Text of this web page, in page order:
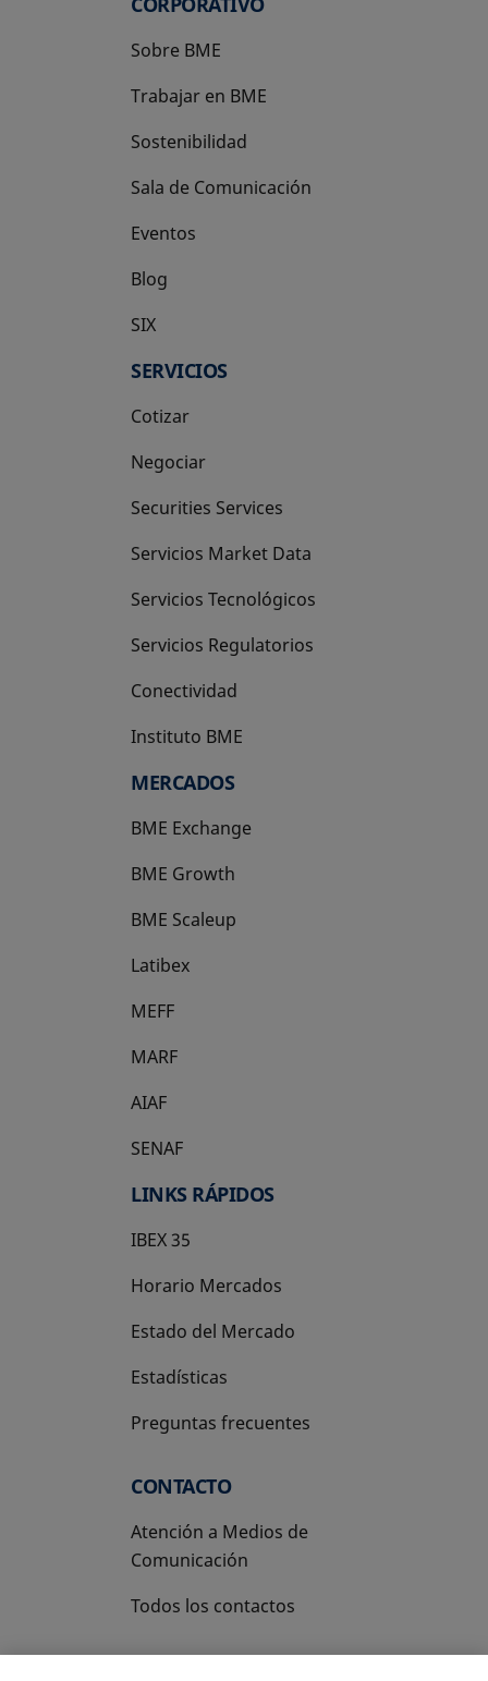
Sobre BME
Trabajar en BME
Sostenibilidad
Sala de Comunicación
Eventos
Blog
SIX
se abre en una pestaña nueva
SERVICIOS
Cotizar
Negociar
Securities Services
Servicios Market Data
Servicios Tecnológicos
Servicios Regulatorios
Conectividad
Instituto BME
se abre en una pestaña nueva
MERCADOS
BME Exchange
BME Growth
se abre en una pestaña nueva
BME Scaleup
se abre en una pestaña nueva
Latibex
se abre en una pestaña nueva
MEFF
se abre en una pestaña nueva
MARF
AIAF
SENAF
LINKS RÁPIDOS
IBEX 35
Horario Mercados
Estado del Mercado
Estadísticas
Preguntas frecuentes
CONTACTO
Atención a Medios de
Comunicación
Todos los contactos